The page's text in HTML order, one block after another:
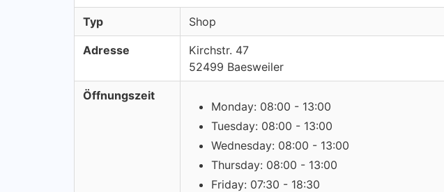
Typ Shop
Adresse
Kirchstr. 47
52499 Baesweiler
Öffnungszeit
Monday: 08:00 - 13:00
Tuesday: 08:00 - 13:00
Wednesday: 08:00 - 13:00
Thursday: 08:00 - 13:00
Friday: 07:30 - 18:30